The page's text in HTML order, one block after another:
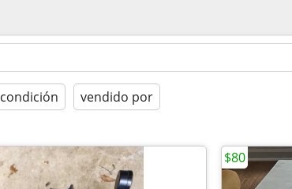
condición vendido por
$80